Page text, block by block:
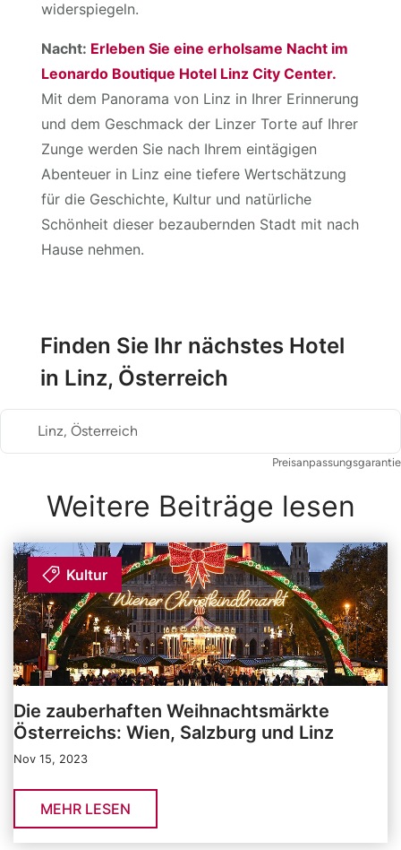
widerspiegeln.
Nacht: Erleben Sie eine erholsame Nacht im
Leonardo Boutique Hotel Linz City Center.
Mit dem Panorama von Linz in Ihrer Erinnerung
und dem Geschmack der Linzer Torte auf Ihrer
Zunge werden Sie nach Ihrem eintägigen
Abenteuer in Linz eine tiefere Wertschätzung
für die Geschichte, Kultur und natürliche
Schönheit dieser bezaubernden Stadt mit nach
Hause nehmen.
Finden Sie Ihr nächstes Hotel
in Linz, Österreich
Linz, Österreich
Preisanpassungsgarantie
Weitere Beiträge lesen
Kultur
Die zauberhaften Weihnachtsmärkte
Österreichs: Wien, Salzburg und Linz
Nov 15, 2023
MEHR LESEN